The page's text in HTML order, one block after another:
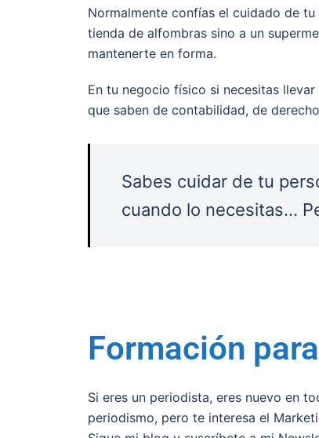
Normalmente confías el cuidado de
tienda de alfombras sino a un
mantenerte en forma.
En tu negocio físico si necesitas
que saben de contabilidad, de
Sabes cuidar de tu
cuando lo necesitas…
Formación
Si eres un periodista, eres nuevo en
periodismo, pero te interesa el